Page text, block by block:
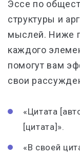
Эссе по
структуры и
мыслей. Ниже
каждого
помогут вам
свои
«Цитата
[цитата]».
«В своей